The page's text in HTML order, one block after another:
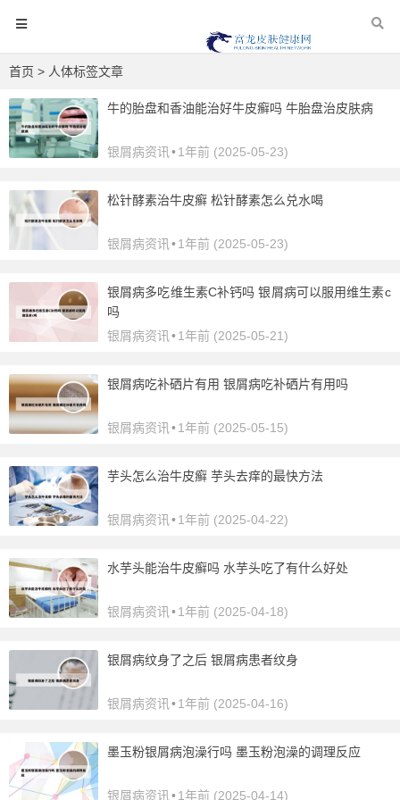
首页 > 人体标签文章
牛的胎盘和香油能治好牛皮癣吗 牛胎盘治皮肤病
银屑病资讯 •1年前 (2025-05-23)
松针酵素治牛皮癣 松针酵素怎么兑水喝
银屑病资讯 •1年前 (2025-05-23)
银屑病多吃维生素C补钙吗 银屑病可以服用维生素c
吗
银屑病资讯 •1年前 (2025-05-21)
银屑病吃补硒片有用 银屑病吃补硒片有用吗
银屑病资讯 •1年前 (2025-05-15)
芋头怎么治牛皮癣 芋头去痒的最快方法
银屑病资讯 •1年前 (2025-04-22)
水芋头能治牛皮癣吗 水芋头吃了有什么好处
银屑病资讯 •1年前 (2025-04-18)
银屑病纹身了之后 银屑病患者纹身
银屑病资讯 •1年前 (2025-04-16)
墨玉粉银屑病泡澡行吗 墨玉粉泡澡的调理反应
银屑病资讯 •1年前 (2025-04-14)